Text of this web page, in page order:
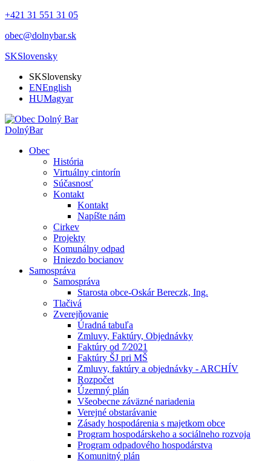
+421 31 551 31 05
obec@dolnybar.sk
SKSlovensky
SKSlovensky
ENEnglish
HUMagyar
DolnýBar
Obec
História
Virtuálny cintorín
Súčasnosť
Kontakt
Kontakt
Napíšte nám
Cirkev
Projekty
Komunálny odpad
Hniezdo bocianov
Samospráva
Samospráva
Starosta obce-Oskár Bereczk, Ing.
Tlačivá
Zverejňovanie
Úradná tabuľa
Zmluvy, Faktúry, Objednávky
Faktúry od 7⁄2021
Faktúry ŠJ pri MŠ
Zmluvy, faktúry a objednávky - ARCHÍV
Rozpočet
Územný plán
Všeobecne záväzné nariadenia
Verejné obstarávanie
Zásady hospodárenia s majetkom obce
Program hospodárskeho a sociálneho rozvoja
Program odpadového hospodárstva
Komunitný plán